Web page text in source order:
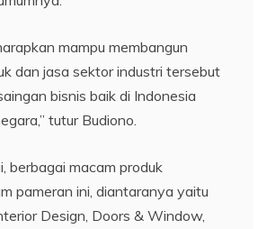
mampu membangun
dan jasa sektor industri tersebut
bisnis baik di Indonesia
tutur Budiono.
berbagai macam produk
pameran ini, diantaranya yaitu
Design, Doors & Window,